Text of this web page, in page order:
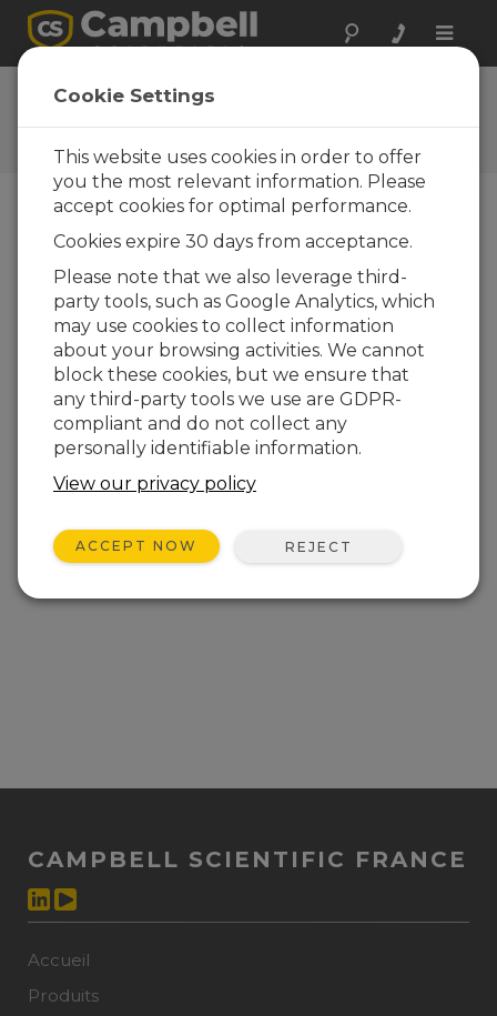
Toggle
Newsroom
Gagnez une CR6 - Concours
photos Campbell Scientific
d'acquisition CR6, Campbell Scientific a lancé un
grand concours photo Européen
Les détails du concours sont disponiblesici.
Fin du grand concours Photo Campbell Scientific,
retrouvez prochainement les gagnants.
« Retour à la page de garde
CAMPBELL SCIENTIFIC FRANCE
Accueil
Produits
Cookie Settings
This website uses cookies in order to offer
you the most relevant information. Please
accept cookies for optimal performance.
Cookies expire 30 days from acceptance.
Please note that we also leverage third-
party tools, such as Google Analytics, which
may use cookies to collect information
about your browsing activities. We cannot
block these cookies, but we ensure that
any third-party tools we use are GDPR-
compliant and do not collect any
personally identifiable information.
View our privacy policy
ACCEPT NOW REJECT